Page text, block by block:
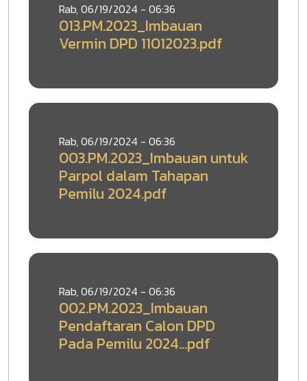
Rab, 06/19/2024 - 06:36
013.PM.2023_Imbauan
Vermin DPD 11012023.pdf
Rab, 06/19/2024 - 06:36
003.PM.2023_Imbauan untuk
Parpol dalam Tahapan
Pemilu 2024.pdf
Rab, 06/19/2024 - 06:36
002.PM.2023_Imbauan
Pendaftaran Calon DPD
Pada Pemilu 2024...pdf